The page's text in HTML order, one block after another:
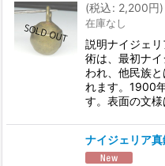
(税込: 2,200円)
在庫なし
説明ナイジェ
術は、最初ナ
われ、他民族
れます。1900
す。表面の文
ナイジェリア